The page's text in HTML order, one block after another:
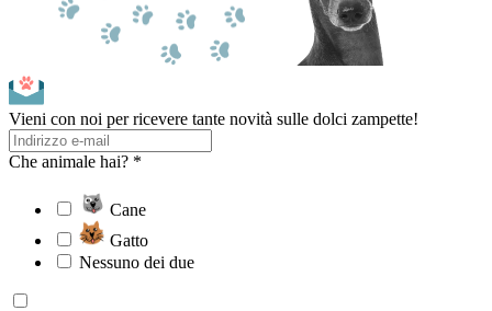
Vieni con noi per ricevere tante novità sulle dolci zampette!
Che animale hai? *
Cane
Gatto
Nessuno dei due